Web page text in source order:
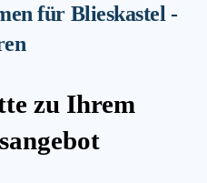
für Blieskastel -
zu Ihrem